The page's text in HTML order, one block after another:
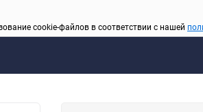
cookie-файлов в соответствии с нашей